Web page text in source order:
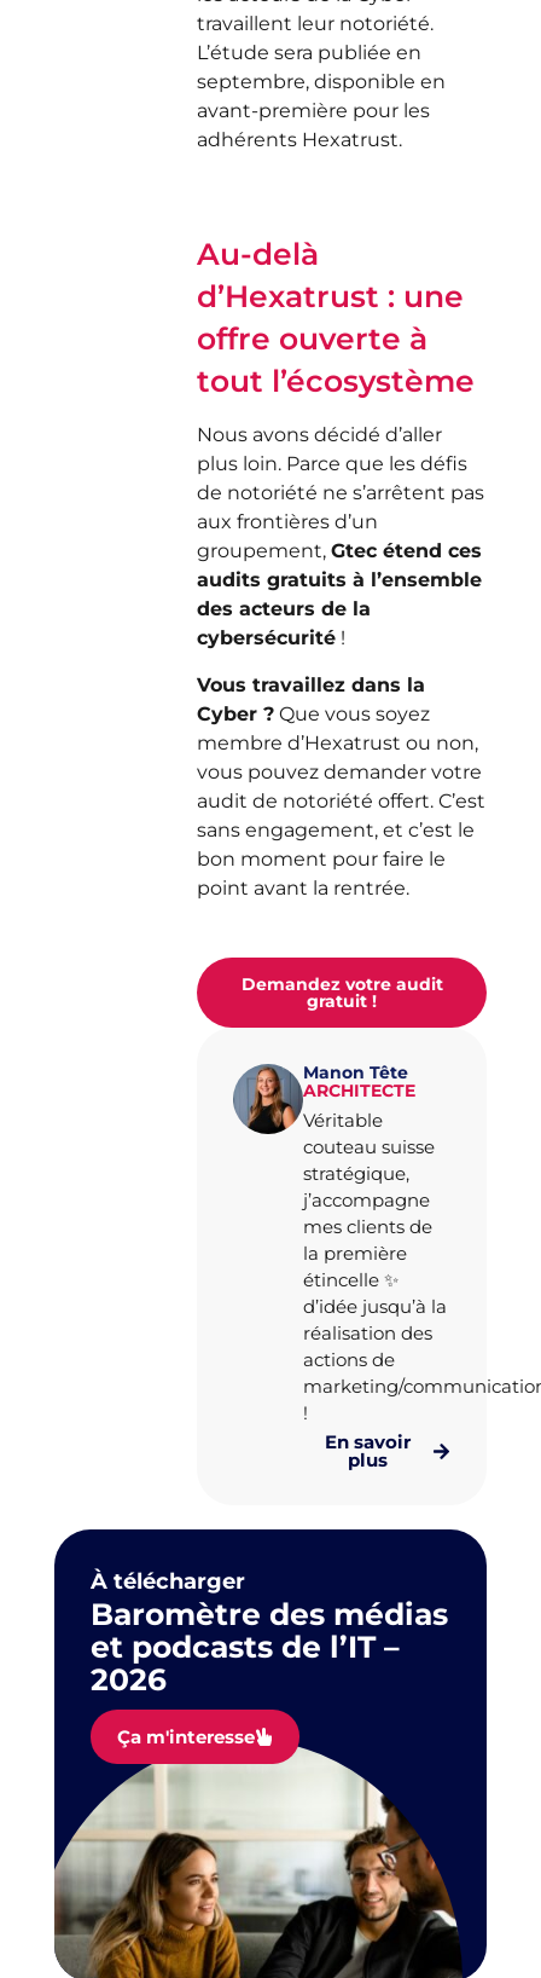
travaillent leur notoriété.
L’étude sera publiée en
septembre, disponible en
avant-première pour les
adhérents Hexatrust.
Au-delà
d’Hexatrust : une
offre ouverte à
tout l’écosystème
Nous avons décidé d’aller
plus loin. Parce que les défis
de notoriété ne s’arrêtent pas
aux frontières d’un
groupement,Gtec étend ces
audits gratuits à l’ensemble
des acteurs de la
cybersécurité !
Vous travaillez dans la
Cyber ? Que vous soyez
membre d’Hexatrust ou non,
vous pouvez demander votre
audit de notoriété offert. C’est
sans engagement, et c’est le
bon moment pour faire le
point avant la rentrée.
Demandez votre audit
gratuit !
Manon Tête
ARCHITECTE
Véritable
couteau suisse
stratégique,
j’accompagne
mes clients de
la première
étincelle ✨
d’idée jusqu’à la
réalisation des
actions de
marketing/
!
En savoir
plus
À télécharger
Baromètre des médias
et podcasts de l’IT –
2026
Ça m'interesse